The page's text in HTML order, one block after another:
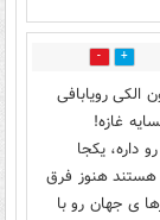
0
الکی رویابافی
غازه!
داره، یکجا
هنوز فرق
ی جهان رو با